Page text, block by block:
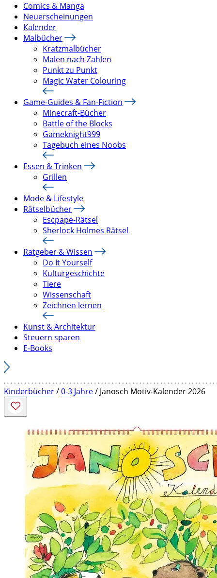
Comics & Manga
Neuerscheinungen
Kalender
Malbücher
Kratzmalbücher
Malen nach Zahlen
Punkt zu Punkt
Magic Water Colouring
Game-Guides & Fan-Fiction
Minecraft-Bücher
Battle of the Blocks
Gameknight999
Tagebuch eines Noobs
Essen & Trinken
Grillen
Mode & Lifestyle
Rätselbücher
Escpape-Rätsel
Sherlock Holmes Rätsel
Ratgeber & Wissen
Do It Yourself
Kulturgeschichte
Tiere
Wissenschaft
Zeichnen lernen
Kunst & Architektur
Steuern sparen
E-Books
Kinderbücher/0-3 Jahre/ Janosch Motiv-Kalender 2026